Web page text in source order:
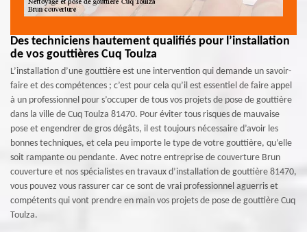
Des techniciens hautement qualifiés pour l’installation
de vos gouttières Cuq Toulza
L’installation d’une gouttière est une intervention qui demande un savoir-
faire et des compétences ; c’est pour cela qu’il est essentiel de faire appel
à un professionnel pour s’occuper de tous vos projets de pose de gouttière
dans la ville de Cuq Toulza 81470. Pour éviter tous risques de mauvaise
pose et engendrer de gros dégâts, il est toujours nécessaire d’avoir les
bonnes techniques, et cela peu importe le type de votre gouttière, qu’elle
soit rampante ou pendante. Avec notre entreprise de couverture Brun
couverture et nos spécialistes en travaux d’installation de gouttière 81470,
vous pouvez vous rassurer car ce sont de vrai professionnel aguerris et
compétents qui vont prendre en main vos projets de pose de gouttière Cuq
Toulza.